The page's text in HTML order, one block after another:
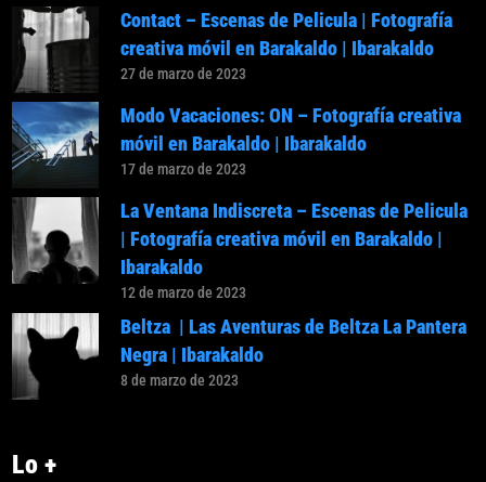
Contact – Escenas de Pelicula | Fotografía
creativa móvil en Barakaldo | Ibarakaldo
27 de marzo de 2023
Modo Vacaciones: ON – Fotografía creativa
móvil en Barakaldo | Ibarakaldo
17 de marzo de 2023
La Ventana Indiscreta – Escenas de Pelicula
| Fotografía creativa móvil en Barakaldo |
Ibarakaldo
12 de marzo de 2023
Beltza | Las Aventuras de Beltza La Pantera
Negra | Ibarakaldo
8 de marzo de 2023
Lo +